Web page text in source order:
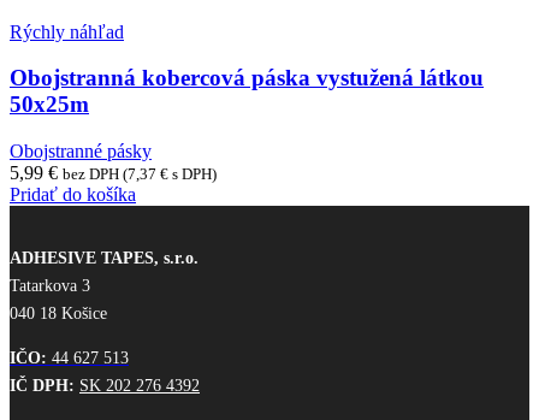
Rýchly náhľad
Obojstranná kobercová páska vystužená látkou
50x25m
Obojstranné pásky
5,99 € bez DPH (7,37 € s DPH)
Pridať do košíka
ADHESIVE TAPES, s.r.o.
Tatarkova 3
040 18 Košice
IČO: 44 627 513
IČ DPH: SK 202 276 4392